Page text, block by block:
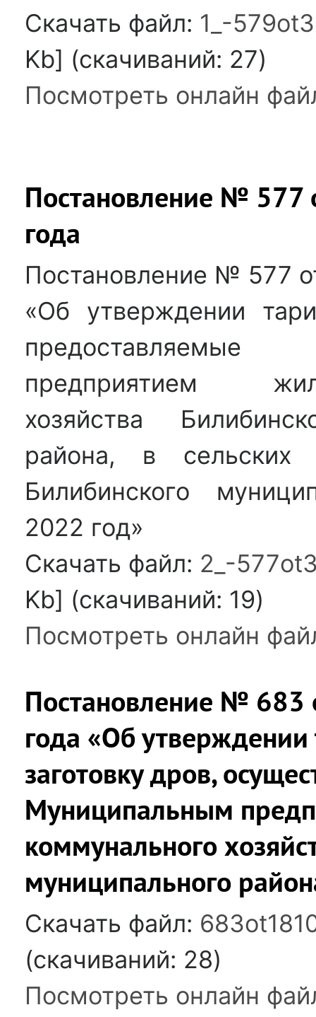
Скачать файл: 1_-
Kb] (cкачиваний: 27)
Посмотреть онлайн
Постановление № 577
года
Постановление № 577
«Об утверждении
предприятием
хозяйства
района, в сельских
Билибинского
2022 год»
Скачать файл: 2_-
Kb] (cкачиваний: 19)
Посмотреть онлайн
Постановление № 683
года «Об
заготовку дров,
Муниципальным
коммунального
муниципального
Скачать файл:
(cкачиваний: 28)
Посмотреть онлайн